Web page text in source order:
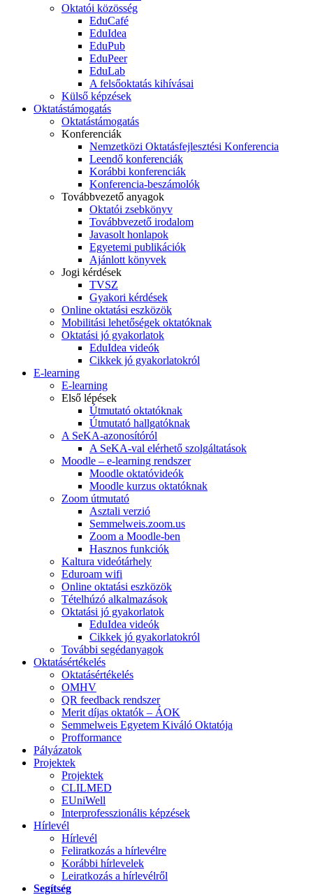
Oktatói közösség
EduCafé
EduIdea
EduPub
EduPeer
EduLab
A felsőoktatás kihívásai
Külső képzések
Oktatástámogatás
Oktatástámogatás
Konferenciák
Nemzetközi Oktatásfejlesztési Konferencia
Leendő konferenciák
Korábbi konferenciák
Konferencia-beszámolók
Továbbvezető anyagok
Oktatói zsebkönyv
Továbbvezető irodalom
Javasolt honlapok
Egyetemi publikációk
Ajánlott könyvek
Jogi kérdések
TVSZ
Gyakori kérdések
Online oktatási eszközök
Mobilitási lehetőségek oktatóknak
Oktatási jó gyakorlatok
EduIdea videók
Cikkek jó gyakorlatokról
E-learning
E-learning
Első lépések
Útmutató oktatóknak
Útmutató hallgatóknak
A SeKA-azonosítóról
A SeKA-val elérhető szolgáltatások
Moodle – e-learning rendszer
Moodle oktatóvideók
Moodle kurzus oktatóknak
Zoom útmutató
Asztali verzió
Semmelweis.zoom.us
Zoom a Moodle-ben
Hasznos funkciók
Kaltura videótárhely
Eduroam wifi
Online oktatási eszközök
Tételhúzó alkalmazások
Oktatási jó gyakorlatok
EduIdea videók
Cikkek jó gyakorlatokról
További segédanyagok
Oktatásértékelés
Oktatásértékelés
OMHV
QR feedback rendszer
Merit díjas oktatók – ÁOK
Semmelweis Egyetem Kiváló Oktatója
Profformance
Pályázatok
Projektek
Projektek
CLILMED
EUniWell
Interprofesszionális képzések
Hírlevél
Hírlevél
Feliratkozás a hírlevélre
Korábbi hírlevelek
Leiratkozás a hírlevélről
Segítség